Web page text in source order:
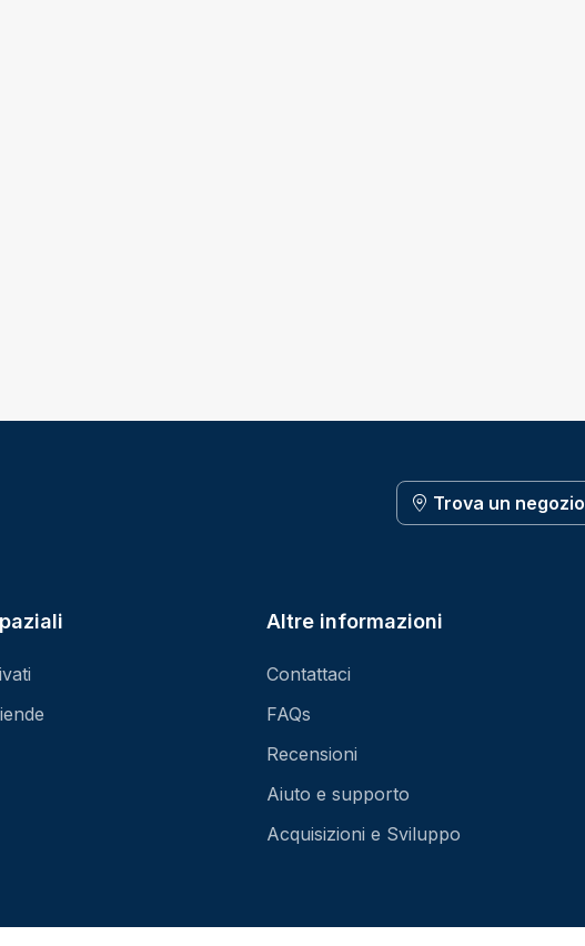
Trova un negozio
Altre informazioni
Contattaci
FAQs
Recensioni
Aiuto e supporto
Acquisizioni e Sviluppo